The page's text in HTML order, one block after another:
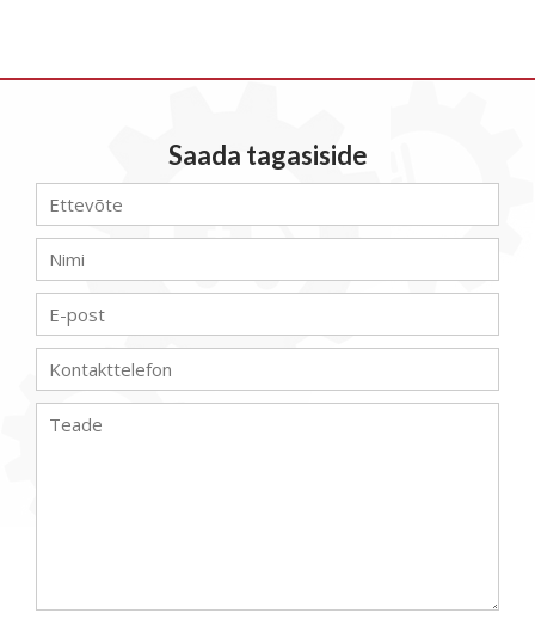
Saada tagasiside